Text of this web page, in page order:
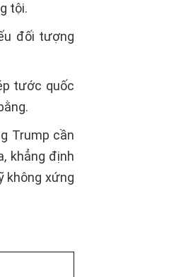
tội.
đối tượng
tước quốc
Trump cần
khẳng định
không xứng